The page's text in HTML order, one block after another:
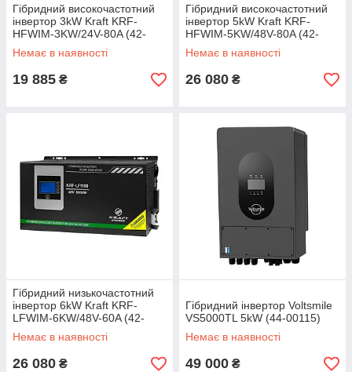
Гібридний високочастотний
інвертор 3kW Kraft KRF-
HFWIM-3KW/24V-80A (42-
00111)
Немає в наявності
19 885 ₴
Гібридний високочастотний
інвертор 5kW Kraft KRF-
HFWIM-5KW/48V-80A (42-
00089)
Немає в наявності
26 080 ₴
Гібридний низькочастотний
інвертор 6kW Kraft KRF-
LFWIM-6KW/48V-60A (42-
00090)
Немає в наявності
26 080 ₴
Гібридний інвертор Voltsmile
VS5000TL 5kW (44-00115)
Немає в наявності
49 000 ₴